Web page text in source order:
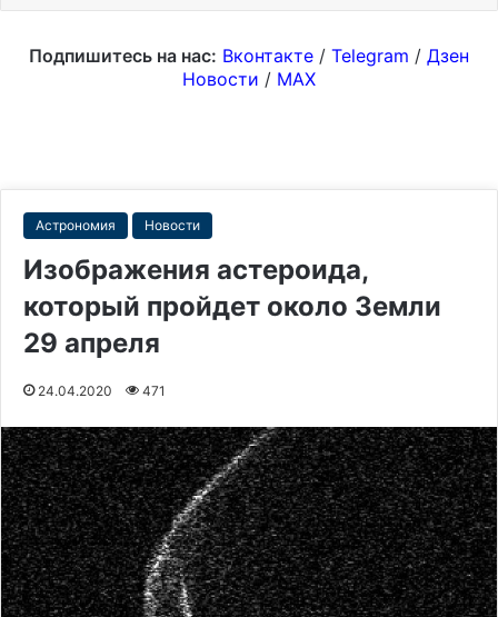
Подпишитесь на нас: Вконтакте / Telegram / Дзен
Новости / MAX